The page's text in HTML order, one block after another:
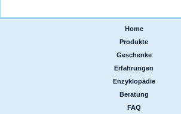
Home
Produkte
Geschenke
Erfahrungen
Enzyklopädie
Beratung
FAQ